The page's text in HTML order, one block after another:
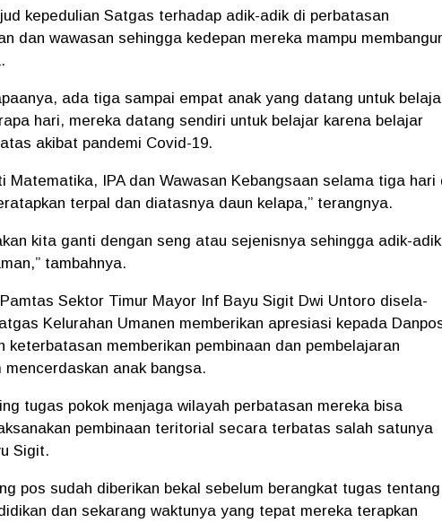
kepedulian Satgas terhadap adik-adik di perbatasan
dan wawasan sehingga kedepan mereka mampu
ada tiga sampai empat anak yang datang untuk
hari, mereka datang sendiri untuk belajar karena belajar
akibat pandemi Covid-19.
Matematika, IPA dan Wawasan Kebangsaan selama tiga hari
terpal dan diatasnya daun kelapa,” terangnya.
kita ganti dengan seng atau sejenisnya sehingga adik-adik
tambahnya.
Sektor Timur Mayor Inf Bayu Sigit Dwi Untoro disela-
Kelurahan Umanen memberikan apresiasi kepada
memberikan pembinaan dan pembelajaran
anak bangsa.
tugas pokok menjaga wilayah perbatasan mereka bisa
pembinaan teritorial secara terbatas salah satunya
Sigit.
pos sudah diberikan bekal sebelum berangkat tugas tentang
dan sekarang waktunya yang tepat mereka terapkan